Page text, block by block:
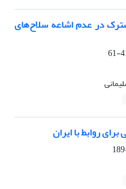
در عدم اشاعه سلاح‌های
روابط با ایران